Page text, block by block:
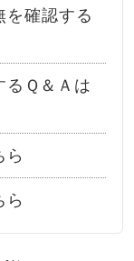
を確認する
るＱ＆Ａは
ら
ら